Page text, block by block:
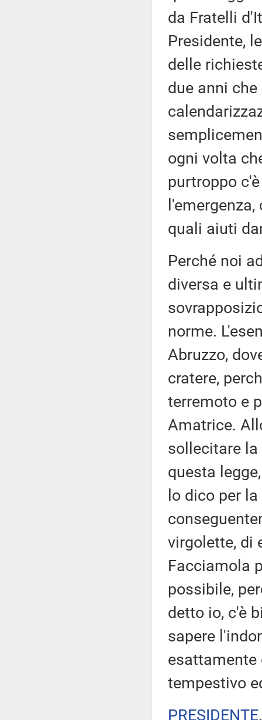
da Fratelli
Presidente,
delle
due anni
ogni volta
purtroppo
quali aiuti
Perché noi
diversa e
norme.
Abruzzo,
cratere,
terremoto e
Amatrice.
sollecitare
questa
lo dico per
virgolette, di
Facciamola
possibile,
detto io, c'è
sapere
esattamente
tempestivo
PRESIDENTE